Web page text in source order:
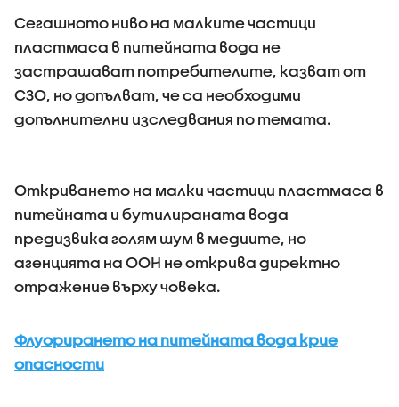
Сегашното ниво на малките частици
пластмаса в питейната вода не
застрашават потребителите, казват от
СЗО, но допълват, че са необходими
допълнителни изследвания по темата.
Откриването на малки частици пластмаса в
питейната и бутилираната вода
предизвика голям шум в медиите, но
агенцията на ООН не открива директно
отражение върху човека.
Флуорирането на питейната вода крие
опасности